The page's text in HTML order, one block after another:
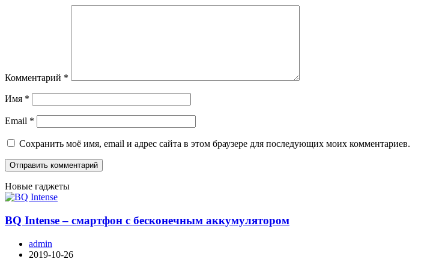
Комментарий *
Имя *
Email *
Сохранить моё имя, email и адрес сайта в этом браузере для последующих моих комментариев.
Новые гаджеты
BQ Intense – смартфон с бесконечным аккумулятором
admin
2019-10-26